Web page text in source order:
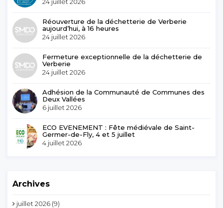
Réouverture de la déchetterie de Verberie
aujourd’hui, à 16 heures
24 juillet 2026
Fermeture exceptionnelle de la déchetterie de
Verberie
24 juillet 2026
Adhésion de la Communauté de Communes des
Deux Vallées
6 juillet 2026
ECO EVENEMENT : Fête médiévale de Saint-
Germer-de-Fly, 4 et 5 juillet
4 juillet 2026
Archives
juillet 2026 (9)